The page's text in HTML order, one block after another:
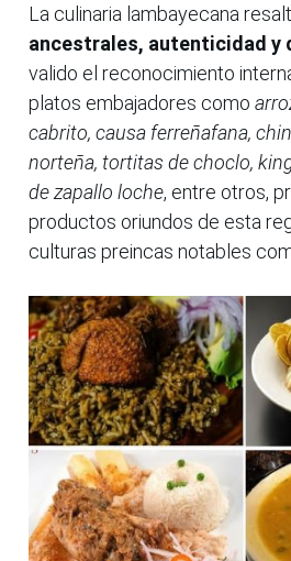
La culinaria lambayecana
ancestrales, autenticidad y
valido el reconocimiento
platos embajadores como
cabrito, causa ferreñafana,
norteña, tortitas de choclo,
de zapallo loche, entre otros,
productos oriundos de esta
culturas preincas notables